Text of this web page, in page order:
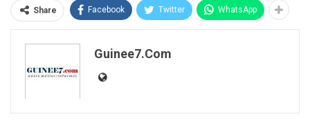
Share Facebook Twitter WhatsApp
Guinee7.com